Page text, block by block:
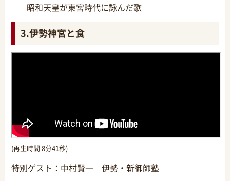
昭和天皇が東宮時代に詠んだ歌
3.伊勢神宮と食
(再生時間 8分41秒)
特別ゲスト：中村賢一 伊勢・新御師塾